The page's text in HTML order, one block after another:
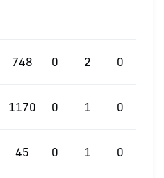
748 0 2 0
1170 0 1 0
45 0 1 0